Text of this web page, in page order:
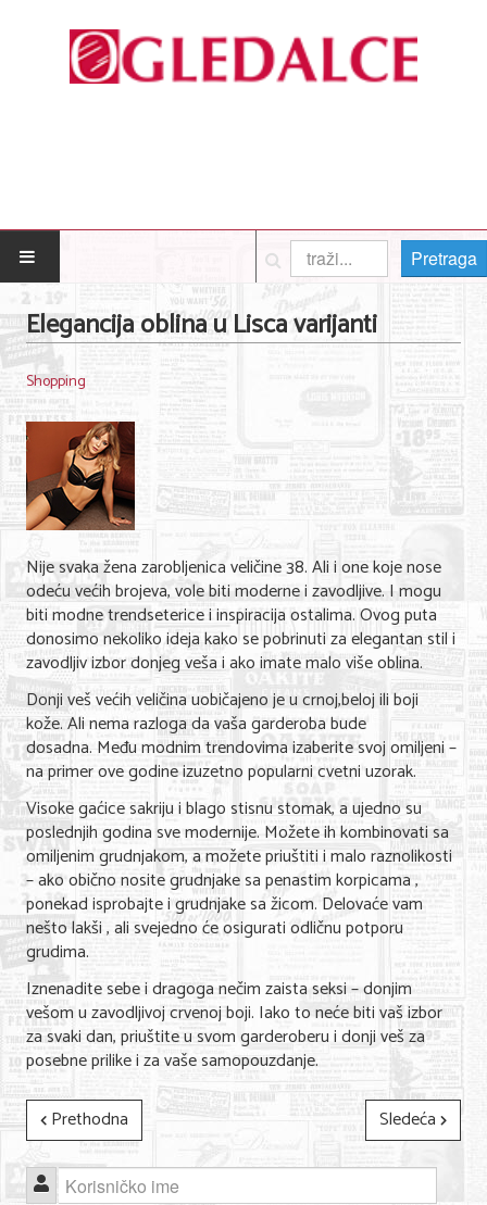
POČETNA
Posao
Nega lica i tela
Shopping
Sve za venčanje
Sve za decu
Gastronomija
Kuća i bašta
Zdravlje i medicina
Sport i rekreacija
Hobi i razonoda
ADRESAR
Posao
Usluge
Nega lica i tela
Shopping
Sve za venčanje
Sve za decu
Kuća i bašta
Pretraga
Elegancija oblina u Lisca varijanti
Shopping
Nije svaka žena zarobljenica veličine 38. Ali i one koje nose
odeću većih brojeva, vole biti moderne i zavodljive. I mogu
biti modne trendseterice i inspiracija ostalima. Ovog puta
donosimo nekoliko ideja kako se pobrinuti za elegantan stil i
zavodljiv izbor donjeg veša i ako imate malo više oblina.
Donji veš većih veličina uobičajeno je u crnoj,beloj ili boji
kože. Ali nema razloga da vaša garderoba bude
dosadna. Među modnim trendovima izaberite svoj omiljeni –
na primer ove godine izuzetno popularni cvetni uzorak.
Visoke gaćice sakriju i blago stisnu stomak, a ujedno su
poslednjih godina sve modernije. Možete ih kombinovati sa
omiljenim grudnjakom, a možete priuštiti i malo raznolikosti
– ako obično nosite grudnjake sa penastim korpicama ,
ponekad isprobajte i grudnjake sa žicom. Delovaće vam
nešto lakši , ali svejedno će osigurati odličnu potporu
grudima.
Iznenadite sebe i dragoga nečim zaista seksi – donjim
vešom u zavodljivoj crvenoj boji. Iako to neće biti vaš izbor
za svaki dan, priuštite u svom garderoberu i donji veš za
posebne prilike i za vaše samopouzdanje.
Prethodna
Sledeća
Korisničko ime